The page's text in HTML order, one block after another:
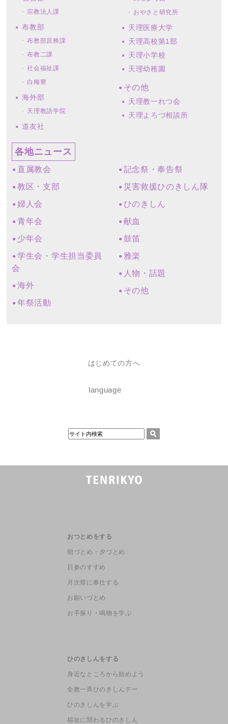
宗教法人課
布教部
布教部庶務課
布教二課
社会福祉課
白梅寮
海外部
天理教語学院
道友社
おやさと研究所
天理医療大学
天理高校第1部
天理小学校
天理幼稚園
その他
天理教一れつ会
天理よろづ相談所
各地ニュース
直属教会
教区・支部
婦人会
青年会
少年会
学生会・学生担当委員
会
海外
年祭活動
記念祭・奉告祭
災害救援ひのきしん隊
ひのきしん
献血
鼓笛
雅楽
人物・話題
その他
はじめての方へ
language
おつとめをする
朝づとめ・夕づとめ
日参のすすめ
月次祭に奉仕する
お願いづとめ
お手振り・鳴物を学ぶ
ひのきしんをする
身近なところから始めよう
全教一斉ひのきしんデー
ひのきしんを学ぶ
福祉に関わるひのきしん